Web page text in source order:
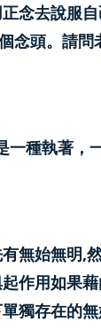
念去說服
念頭。請問
一種執著，
無始無明,
作用如果
獨存在的